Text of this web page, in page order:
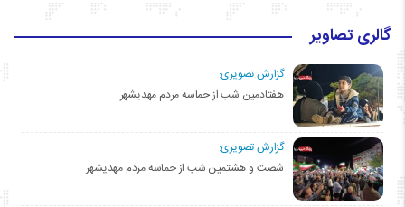
گالری تصاویر
گزارش تصویری:
هفتادمین شب از حماسه مردم مهدیشهر
گزارش تصویری:
شصت و هشتمین شب از حماسه مردم مهدیشهر